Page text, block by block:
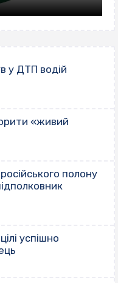
у ДТП водій
«живий
полону
успішно